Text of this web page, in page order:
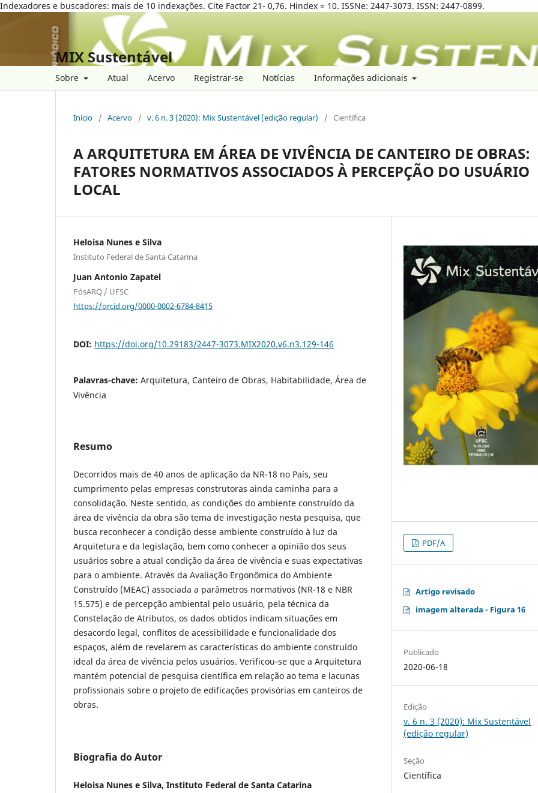
Indexadores e buscadores: mais de 10 indexações. Cite Factor 21- 0,76. Hindex = 10. ISSNe: 2447-3073. ISSN: 2447-0899.
MIX Sustentável
Sobre Atual Acervo Registrar-se Notícias Informações adicionais
Início / Acervo / v. 6 n. 3 (2020): Mix Sustentável (edição regular) / Científica
A ARQUITETURA EM ÁREA DE VIVÊNCIA DE CANTEIRO DE OBRAS:
FATORES NORMATIVOS ASSOCIADOS À PERCEPÇÃO DO USUÁRIO
LOCAL
Heloisa Nunes e Silva
Instituto Federal de Santa Catarina
Juan Antonio Zapatel
PósARQ / UFSC
https://orcid.org/0000-0002-6784-8415
DOI: https://doi.org/10.29183/2447-3073.MIX2020.v6.n3.129-146
Palavras-chave: Arquitetura, Canteiro de Obras, Habitabilidade, Área de
Vivência
Resumo
Decorridos mais de 40 anos de aplicação da NR-18 no País, seu
cumprimento pelas empresas construtoras ainda caminha para a
consolidação. Neste sentido, as condições do ambiente construído da
área de vivência da obra são tema de investigação nesta pesquisa, que
busca reconhecer a condição desse ambiente construído à luz da
Arquitetura e da legislação, bem como conhecer a opinião dos seus
usuários sobre a atual condição da área de vivência e suas expectativas
para o ambiente. Através da Avaliação Ergonômica do Ambiente
Construído (MEAC) associada a parâmetros normativos (NR-18 e NBR
15.575) e de percepção ambiental pelo usuário, pela técnica da
Constelação de Atributos, os dados obtidos indicam situações em
desacordo legal, conflitos de acessibilidade e funcionalidade dos
espaços, além de revelarem as características do ambiente construído
ideal da área de vivência pelos usuários. Verificou-se que a Arquitetura
mantém potencial de pesquisa científica em relação ao tema e lacunas
profissionais sobre o projeto de edificações provisórias em canteiros de
obras.
Biografia do Autor
Heloisa Nunes e Silva, Instituto Federal de Santa Catarina
PDF/A
Artigo revisado
imagem alterada - Figura 16
Publicado
2020-06-18
Edição
v. 6 n. 3 (2020): Mix Sustentável
(edição regular)
Seção
Científica